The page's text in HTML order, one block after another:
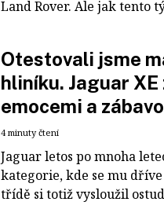
Land Rover. Ale jak tento
Otestovali jsme
hliníku. Jaguar
emocemi a
4 minuty čtení
Jaguar letos po mnoha
kategorie, kde se mu
třídě si totiž vysloužil